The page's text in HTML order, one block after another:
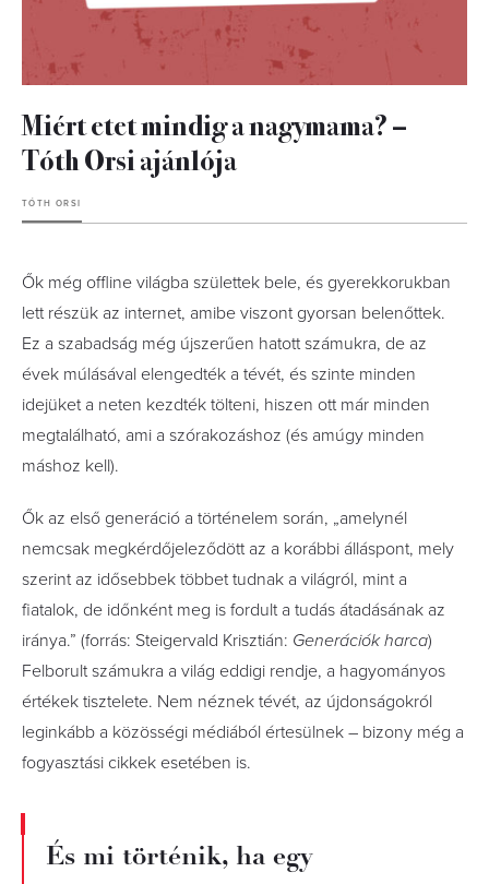
Miért etet mindig a nagymama? –
Tóth Orsi ajánlója
TÓTH ORSI
Ők még offline világba születtek bele, és gyerekkorukban
lett részük az internet, amibe viszont gyorsan belenőttek.
Ez a szabadság még újszerűen hatott számukra, de az
évek múlásával elengedték a tévét, és szinte minden
idejüket a neten kezdték tölteni, hiszen ott már minden
megtalálható, ami a szórakozáshoz (és amúgy minden
máshoz kell).
Ők az első generáció a történelem során, „amelynél
nemcsak megkérdőjeleződött az a korábbi álláspont, mely
szerint az idősebbek többet tudnak a világról, mint a
fiatalok, de időnként meg is fordult a tudás átadásának az
iránya.” (forrás: Steigervald Krisztián: Generációk harca)
Felborult számukra a világ eddigi rendje, a hagyományos
értékek tisztelete. Nem néznek tévét, az újdonságokról
leginkább a közösségi médiából értesülnek – bizony még a
fogyasztási cikkek esetében is.
És mi történik, ha egy